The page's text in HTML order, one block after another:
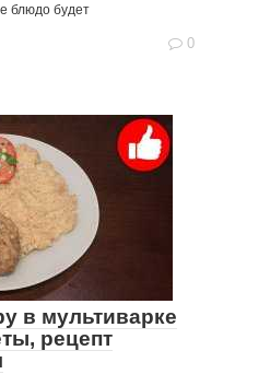
блюдо будет
0
в мультиварке
рецепт